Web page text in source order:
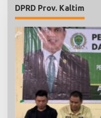
DPRD Prov. Kaltim